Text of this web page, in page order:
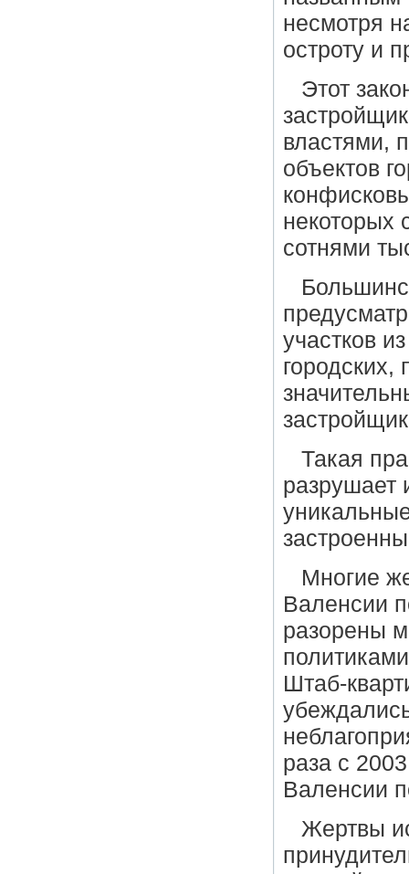
несмотря
остроту и
Этот
властями,
объектов
некоторых
сотнями
участков
городских,
Такая
разрушает
Многие
Валенсии
разорены
Штаб-
раза с
Валенсии
Жертвы